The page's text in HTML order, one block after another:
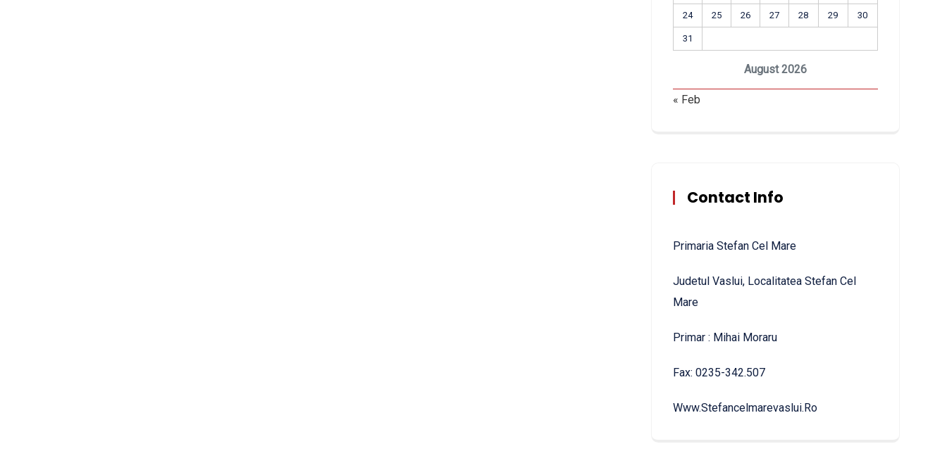
August 2026
24 25 26 27 28 29 30
31
« Feb
Contact Info
Primaria Stefan Cel Mare
Judetul Vaslui, Localitatea Stefan Cel
Mare
Primar : Mihai Moraru
Fax: 0235-342.507
Www.stefancelmarevaslui.ro